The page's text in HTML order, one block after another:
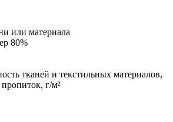
или материала
80%
тканей и текстильных материалов,
г/м²